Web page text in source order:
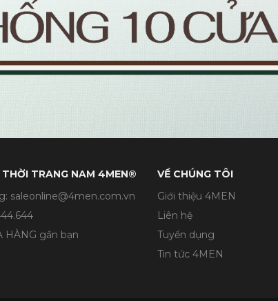
THỜI TRANG NAM 4MEN®
saleonline@4men.com.vn
HÀNG gần bạn
VỀ CHÚNG TÔI
Giới thiệu 4MEN
Liên hệ
Tuyển dụng
Tin tức 4MEN